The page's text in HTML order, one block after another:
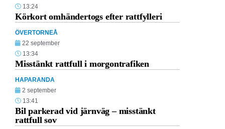
13:24
Körkort omhändertogs efter rattfylleri
ÖVERTORNEÅ
22 september
13:34
Misstänkt rattfull i morgontrafiken
HAPARANDA
2 september
13:41
Bil parkerad vid järnväg – misstänkt
rattfull sov